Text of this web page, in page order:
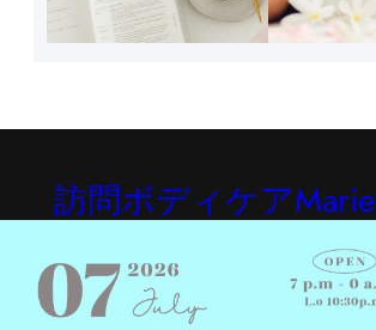
訪問ボディケアMarie